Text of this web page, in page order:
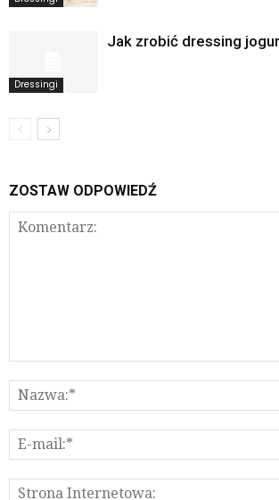
Dressingi
Jak zrobić dressing
ZOSTAW ODPOWIEDŹ